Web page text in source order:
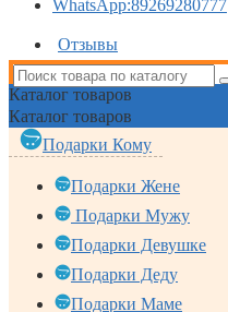
WhatsApp:89269280777
Отзывы
Каталог товаров
Каталог товаров
Подарки Кому
Подарки Жене
Подарки Мужу
Подарки Девушке
Подарки Деду
Подарки Маме